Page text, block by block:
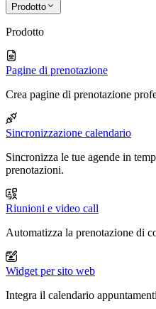
Prodotto
Prodotto
Pagine di prenotazione
Crea pagine di prenotazione
Sincronizzazione calendario
Sincronizza le tue agende in
prenotazioni.
Riunioni e video call
Automatizza la prenotazione di
Widget per sito web
Integra il calendario